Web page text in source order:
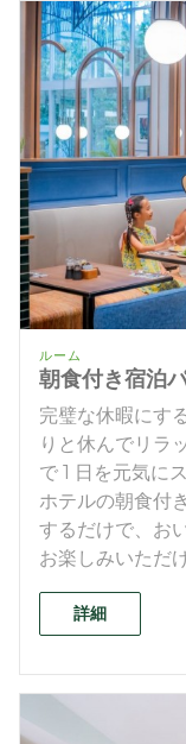
ルーム
朝食付き宿泊
完璧な休暇にす
りと休んでリラ
で 1 日を元気に
ホテルの朝食付
するだけで、お
お楽しみいただ
詳細